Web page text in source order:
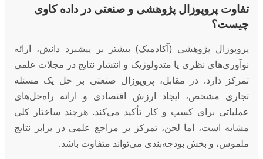
تفاوت پروپوزال پژوهشی و صنعتی در داده کاوی
چیست؟
پروپوزال پژوهشی (آکادمیک) بیشتر بر پیشبرد دانش، ارائه
نوآوری‌های نظری یا متدولوژیک و انتشار نتایج در مجلات علمی
تمرکز دارد. در مقابل، پروپوزال صنعتی بر حل یک مسئله
تجاری مشخص، ایجاد ارزش اقتصادی و ارائه راه‌حل‌های
عملیاتی برای کسب و کار تأکید می‌کند. هرچند ساختار کلی
مشابه است، اما لحن، تمرکز بر مراجع علمی در برابر نتایج
ملموس، و بخش بودجه‌بندی می‌تواند متفاوت باشد.